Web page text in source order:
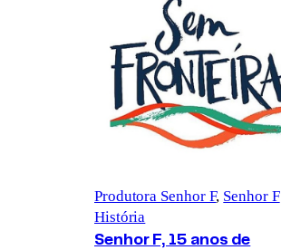
Produtora Senhor F, Senhor F
História
Senhor F, 15 anos de